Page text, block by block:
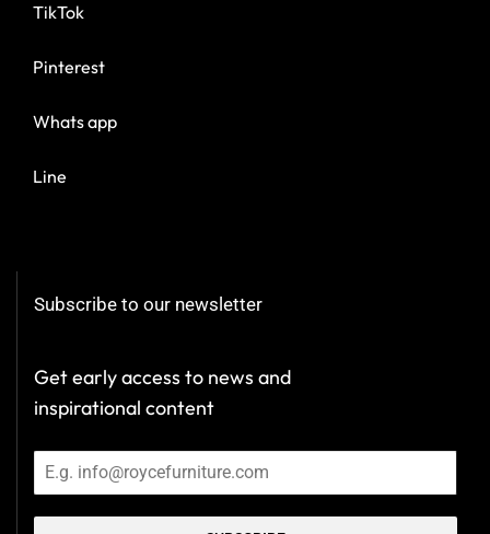
TikTok
Pinterest
Whats app
Line
Subscribe to our newsletter
Get early access to news and
inspirational content